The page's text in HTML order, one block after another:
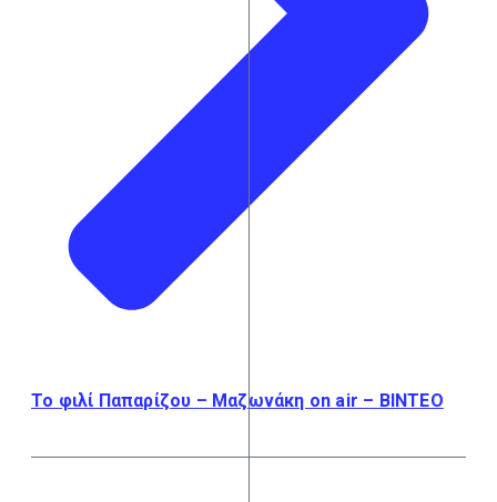
Το φιλί Παπαρίζου – Μαζωνάκη on air – BINTEO